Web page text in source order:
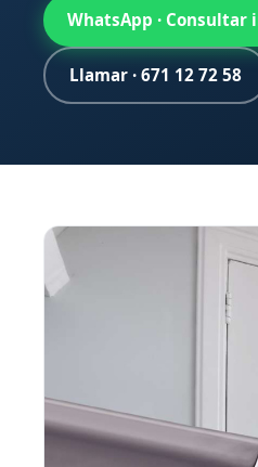
WhatsApp · Consultar
Llamar · 671 12 72 58